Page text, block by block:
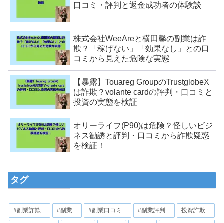
口コミ・評判と返金成功者の体験談
株式会社WeeAreと横田馨の副業は詐
欺？「稼げない」「効果なし」との口
コミから見えた危険な実態
【暴露】Touareg GroupのTrustglobeX
は詐欺？volante cardの評判・口コミと
投資の実態を検証
オリーライフ(P90)は危険？怪しいビジ
ネス勧誘と評判・口コミから詐欺疑惑
を検証！
タグ
#副業詐欺 #副業 #副業口コミ #副業評判 投資詐欺